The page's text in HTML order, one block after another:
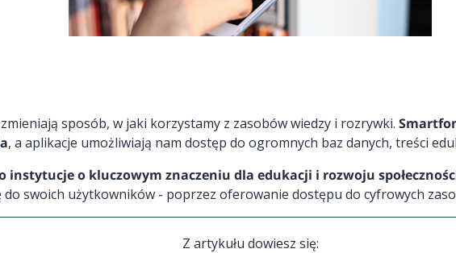
sposób, w jaki korzystamy z zasobów wiedzy i rozrywki.
, a aplikacje umożliwiają nam dostęp do ogromnych baz danych, treści
o kluczowym znaczeniu dla edukacji i rozwoju
do swoich użytkowników - poprzez oferowanie dostępu do cyfrowych
Z artykułu dowiesz się: